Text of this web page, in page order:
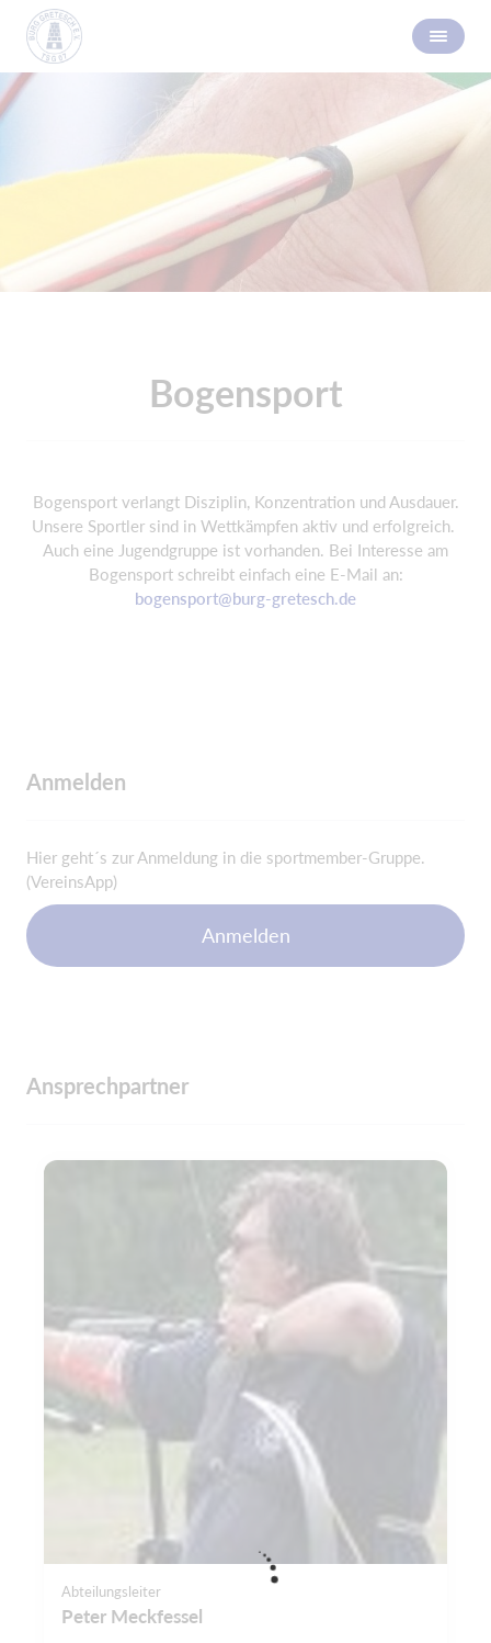
Bogensport
Bogensport verlangt Disziplin, Konzentration und Ausdauer.
Unsere Sportler sind in Wettkämpfen aktiv und erfolgreich.
Auch eine Jugendgruppe ist vorhanden. Bei Interesse am
Bogensport schreibt einfach eine E-Mail an:
bogensport@burg-gretesch.de
Anmelden
Hier geht´s zur Anmeldung in die sportmember-Gruppe.
(VereinsApp)
Anmelden
Ansprechpartner
Abteilungsleiter
Peter Meckfessel